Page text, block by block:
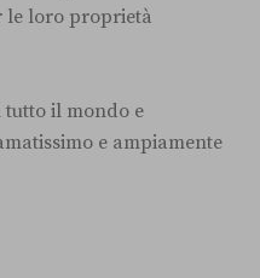
le loro proprietà
tutto il mondo e
e ampiamente